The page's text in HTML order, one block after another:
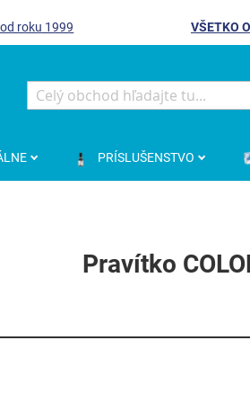
roku 1999 VŠETKO
PRÍSLUŠENSTVO
Pravítko